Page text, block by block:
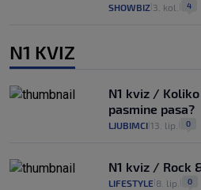
SHOWBIZ 3. kol. 4
N1 KVIZ
N1 kviz /
pasmine pasa?
LJUBIMCI 13. lip. 0
N1 kviz / Rock
LIFESTYLE 8. lip. 0